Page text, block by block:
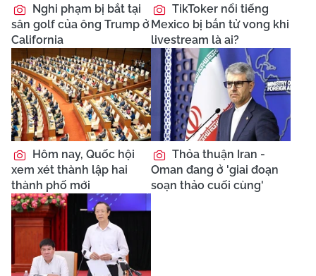
Nghi phạm bị bắt tại
sân golf của ông Trump ở
California
TikToker nổi tiếng
Mexico bị bắn tử vong khi
livestream là ai?
Hôm nay, Quốc hội
xem xét thành lập hai
thành phố mới
Thỏa thuận Iran -
Oman đang ở 'giai đoạn
soạn thảo cuối cùng'